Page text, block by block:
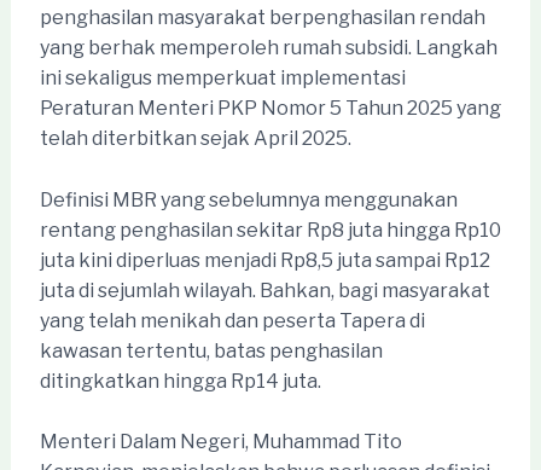
penghasilan masyarakat berpenghasilan rendah
yang berhak memperoleh rumah subsidi. Langkah
ini sekaligus memperkuat implementasi
Peraturan Menteri PKP Nomor 5 Tahun 2025 yang
telah diterbitkan sejak April 2025.
Definisi MBR yang sebelumnya menggunakan
rentang penghasilan sekitar Rp8 juta hingga Rp10
juta kini diperluas menjadi Rp8,5 juta sampai Rp12
juta di sejumlah wilayah. Bahkan, bagi masyarakat
yang telah menikah dan peserta Tapera di
kawasan tertentu, batas penghasilan
ditingkatkan hingga Rp14 juta.
Menteri Dalam Negeri, Muhammad Tito